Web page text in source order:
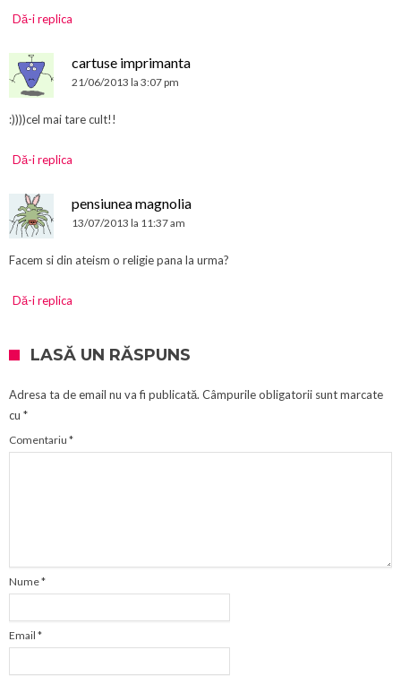
Dă-i replica
cartuse imprimanta
21/06/2013 la 3:07 pm
:))))cel mai tare cult!!
Dă-i replica
pensiunea magnolia
13/07/2013 la 11:37 am
Facem si din ateism o religie pana la urma?
Dă-i replica
LASĂ UN RĂSPUNS
Adresa ta de email nu va fi publicată. Câmpurile obligatorii sunt marcate
cu *
Comentariu *
Nume*
Email *